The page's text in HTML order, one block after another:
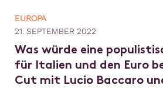
EUROPA
21. SEPTEMBER 2022
Was würde eine
für Italien und den Euro
Cut mit Lucio Baccaro